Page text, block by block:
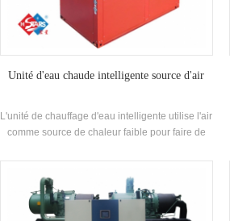
Unité d'eau chaude intelligente source d'air
L'unité de chauffage d'eau intelligente utilise l'air
comme source de chaleur faible pour faire de
efficace et respectueuse de l'environnement.